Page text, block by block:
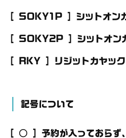
[ SOKY1P ] シットオン
[ SOKY2P ] シットオン
[ RKY ] リジットカヤック
記号について
[ ○ ] 予約が入っておらず